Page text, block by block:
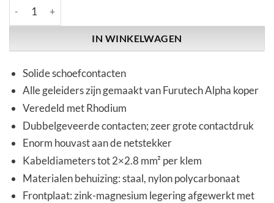
IN WINKELWAGEN
Solide schoefcontacten
Alle geleiders zijn gemaakt van Furutech Alpha koper
Veredeld met Rhodium
Dubbelgeveerde contacten; zeer grote contactdruk
Enorm houvast aan de netstekker
Kabeldiameters tot 2×2.8 mm² per klem
Materialen behuizing: staal, nylon polycarbonaat
Frontplaat: zink-magnesium legering afgewerkt met